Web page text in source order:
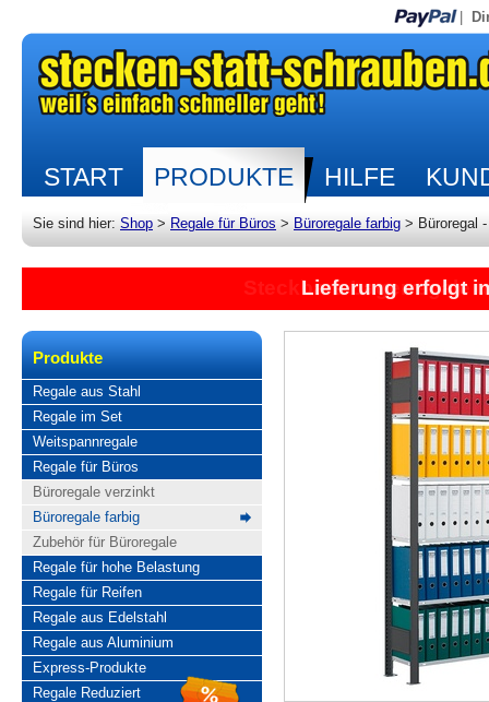
START PRODUKTE HILFE
Sie sind hier: Shop > Regale für Büros > Büroregale farbig > Büroregal
Lieferung erfolgt
Produkte
Regale aus Stahl
Regale im Set
Weitspannregale
Regale für Büros
Büroregale verzinkt
Büroregale farbig
Zubehör für Büroregale
Regale für hohe Belastung
Regale für Reifen
Regale aus Edelstahl
Regale aus Aluminium
Express-Produkte
Regale Reduziert